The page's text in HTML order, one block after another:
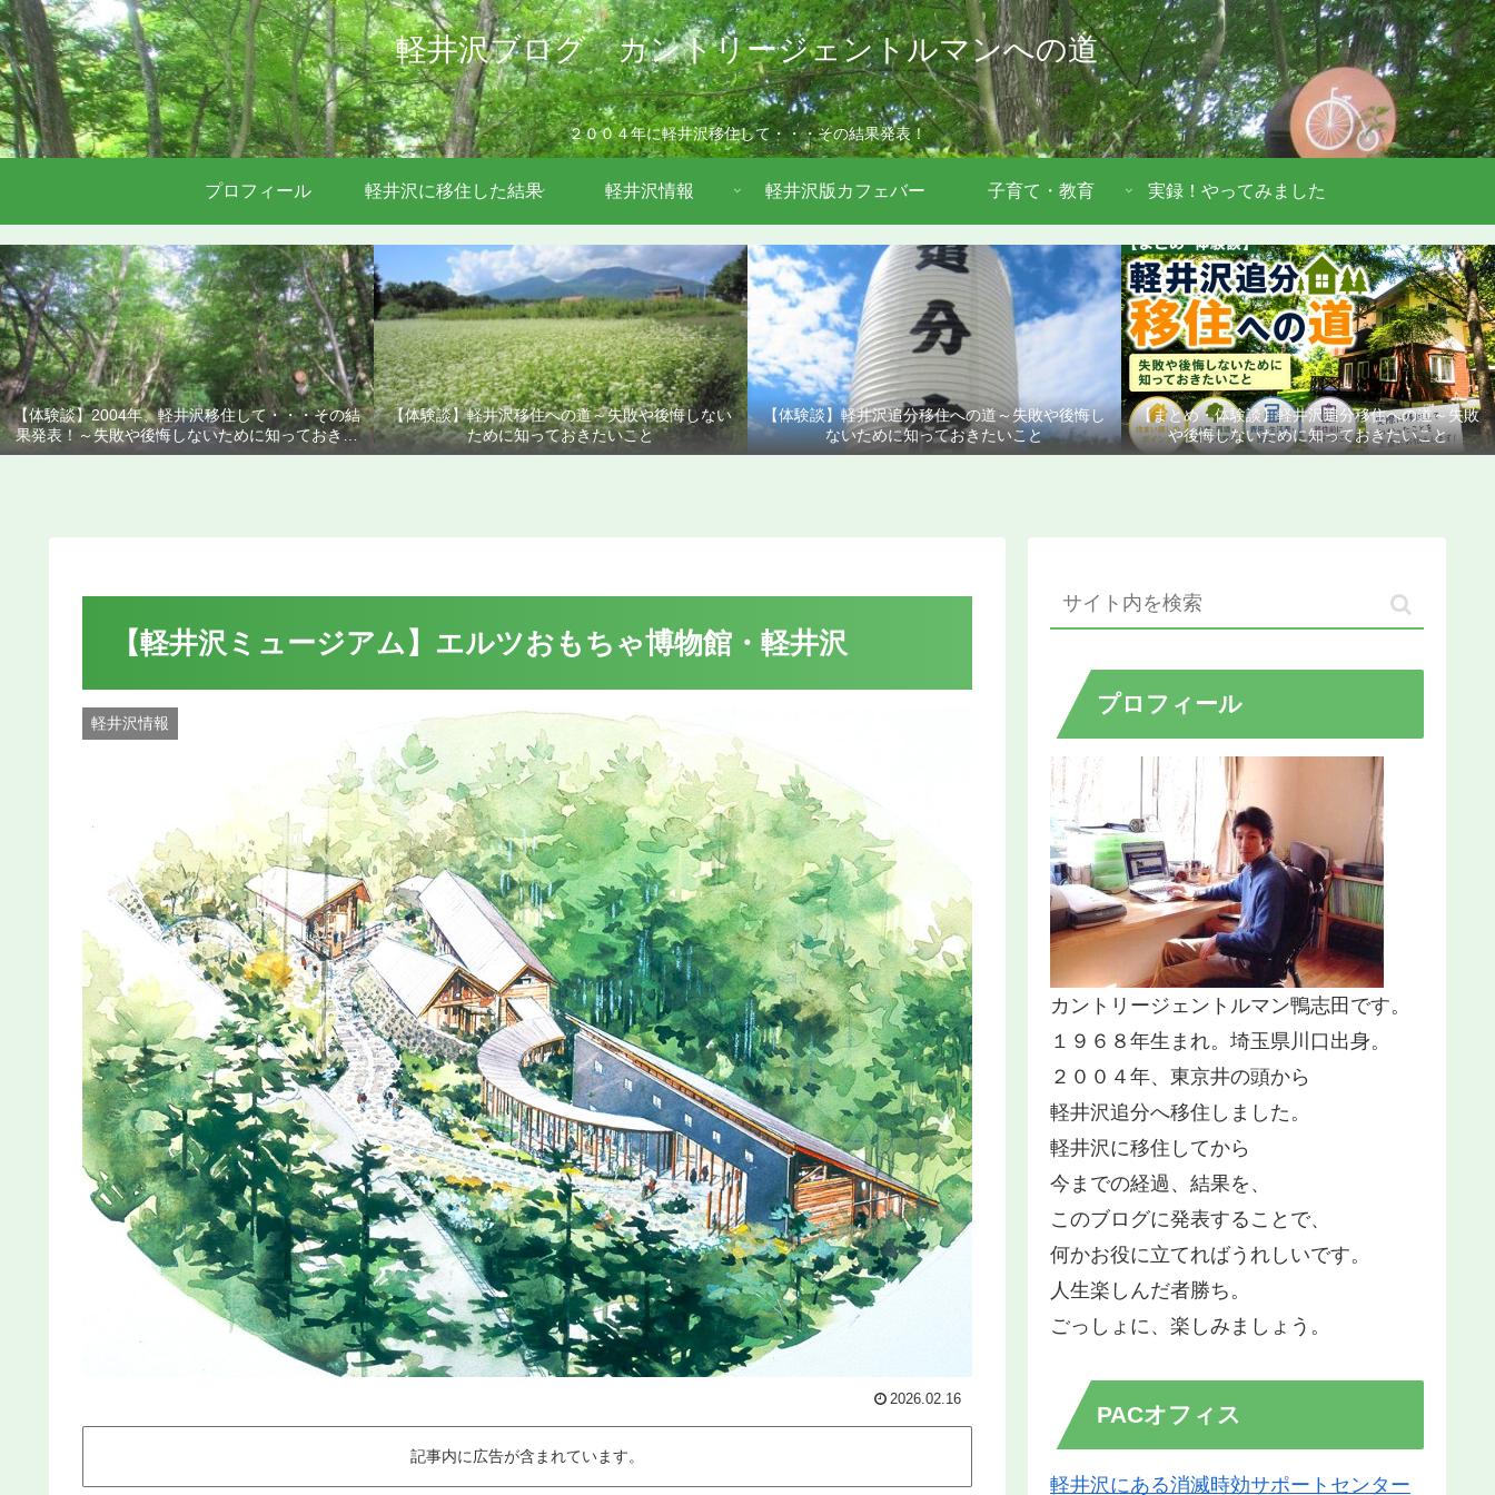
軽井沢ブログ カントリージェントルマンへの道
２００４年に軽井沢移住して・・・その結果発表！
プロフィール 軽井沢に移住した結果 軽井沢情報 軽井沢版カフェバー 子育て・教育 実録！やってみました
【体験談】2004年、軽井沢移住して・・・その結
果発表！～失敗や後悔しないために知っておきた
いこと
【体験談】軽井沢移住への道～失敗や後悔しない
ために知っておきたいこと
【体験談】軽井沢追分移住への道～失敗や後悔し
ないために知っておきたいこと
【まとめ・体験談】軽井沢追分移住への道～失敗
や後悔しないために知っておきたいこと
【軽井沢ミュージアム】エルツおもちゃ博物館・軽井沢
軽井沢情報
2026.02.16
記事内に広告が含まれています。
プロフィール
カントリージェントルマン鴨志田です。
１９６８年生まれ。埼玉県川口出身。
２００４年、東京井の頭から
軽井沢追分へ移住しました。
軽井沢に移住してから
今までの経過、結果を、
このブログに発表することで、
何かお役に立てればうれしいです。
人生楽しんだ者勝ち。
ごっしょに、楽しみましょう。
PACオフィス
軽井沢にある消滅時効サポートセンター